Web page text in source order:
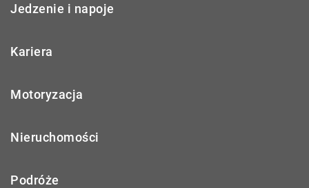
Jedzenie i napoje
Kariera
Motoryzacja
Nieruchomości
Podróże